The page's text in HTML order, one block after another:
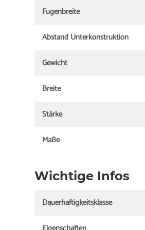
Fugenbreite
Abstand Unterkonstruktion
Gewicht
Breite
Stärke
Maße
Wichtige Infos
Dauerhaftigkeitsklasse